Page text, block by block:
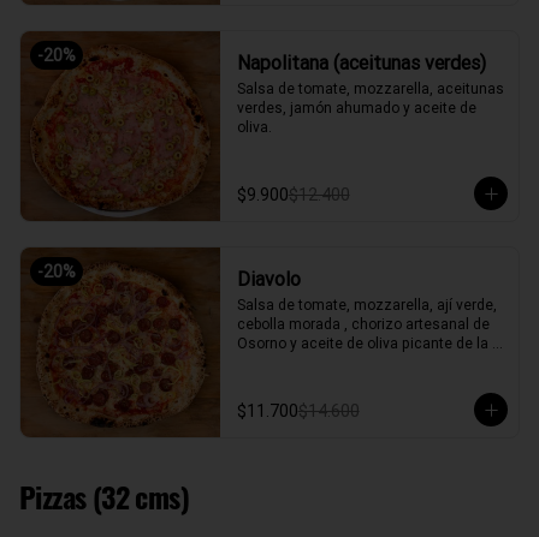
-20% Napolitana (aceitunas verdes)
Salsa de tomate, mozzarella, aceitunas
verdes, jamón ahumado y aceite de
oliva.
$9.900$12.400
-20% Diavolo
Salsa de tomate, mozzarella, ají verde,
cebolla morada , chorizo artesanal de
Osorno y aceite de oliva picante de la
$11.700$14.600
Pizzas (32 cms)